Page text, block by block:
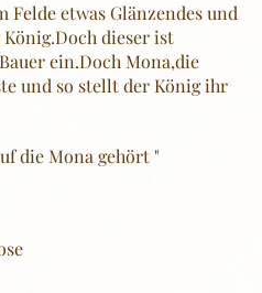
etwas Glänzendes und
dieser ist
ein.Doch Mona,die
und so stellt der König ihr
die Mona gehört "